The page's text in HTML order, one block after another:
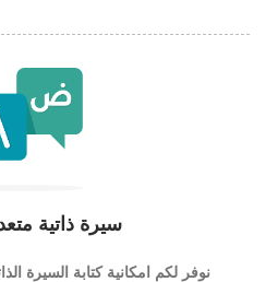
سيرة ذاتية
نوفر لكم امكانية كتابة السيرة